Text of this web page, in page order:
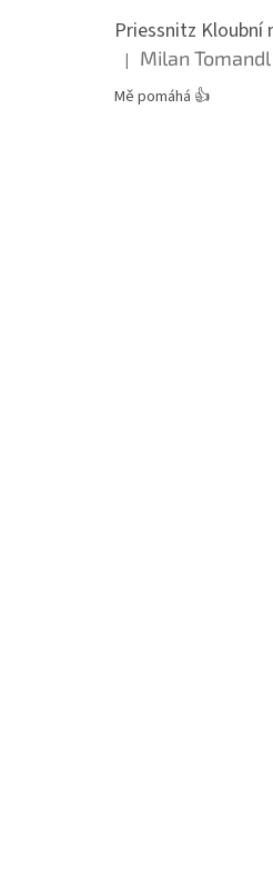
Hodnocení produktu je
| Milan Tomandl
Mě pomáhá 👍